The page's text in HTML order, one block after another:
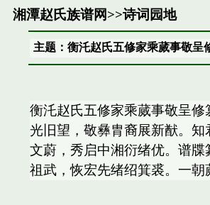
湘潭赵氏族谱网>>诗词园地
主题：衡汑赵氏五修家乘蒇事敬呈
衡汑赵氏五修家乘蒇事敬呈
光旧望，敬彝胄裔展新猷。
文蔚，秀启中湘衍绪优。谱
祖武，恢宏先绪绍箕裘。一朝